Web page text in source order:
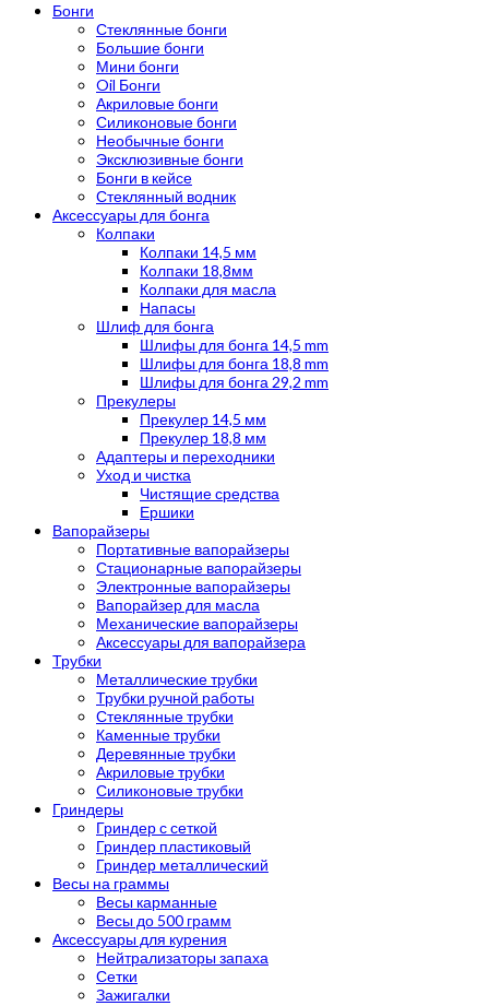
Бонги
Стеклянные бонги
Большие бонги
Мини бонги
Oil Бонги
Акриловые бонги
Силиконовые бонги
Необычные бонги
Эксклюзивные бонги
Бонги в кейсе
Стеклянный водник
Аксессуары для бонга
Колпаки
Колпаки 14,5 мм
Колпаки 18,8мм
Колпаки для масла
Напасы
Шлиф для бонга
Шлифы для бонга 14,5 mm
Шлифы для бонга 18,8 mm
Шлифы для бонга 29,2 mm
Прекулеры
Прекулер 14,5 мм
Прекулер 18,8 мм
Адаптеры и переходники
Уход и чистка
Чистящие средства
Ершики
Вапорайзеры
Портативные вапорайзеры
Стационарные вапорайзеры
Электронные вапорайзеры
Вапорайзер для масла
Механические вапорайзеры
Аксессуары для вапорайзера
Трубки
Металлические трубки
Трубки ручной работы
Стеклянные трубки
Каменные трубки
Деревянные трубки
Акриловые трубки
Силиконовые трубки
Гриндеры
Гриндер с сеткой
Гриндер пластиковый
Гриндер металлический
Весы на граммы
Весы карманные
Весы до 500 грамм
Аксессуары для курения
Нейтрализаторы запаха
Сетки
Зажигалки